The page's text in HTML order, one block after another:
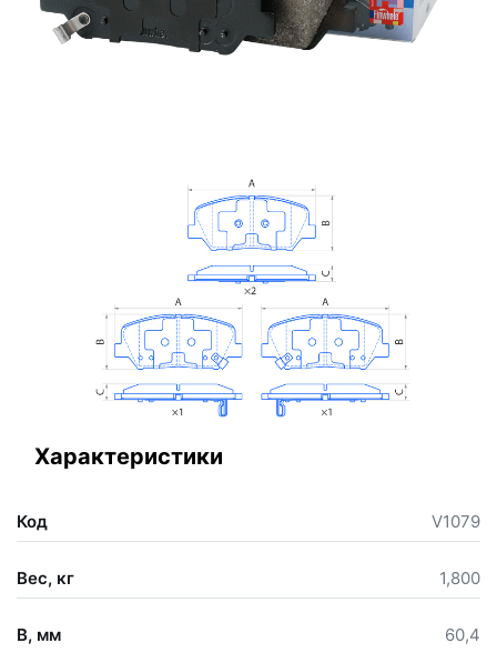
Характеристики
Код V1079
Вес, кг 1,800
B, мм 60,4